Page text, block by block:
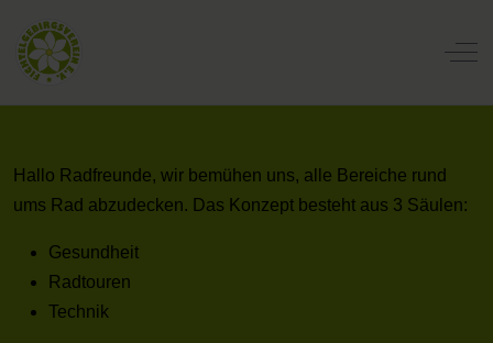
Off-
Hallo Radfreunde, wir bemühen uns, alle Bereiche rund
ums Rad abzudecken. Das Konzept besteht aus 3 Säulen:
Gesundheit
Radtouren
Technik